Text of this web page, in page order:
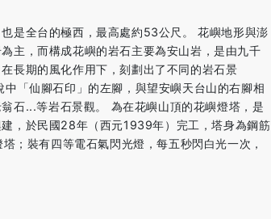
是全台的極西，最高處約53公尺。 花嶼地形與澎
主，而構成花嶼的岩石主要為安山岩，是由九千
長期的風化作用下，刻劃出了不同的岩石景
「仙腳石印」的左腳，與望安嶼天台山的右腳相
石...等岩石景觀。 為在花嶼山頂的花嶼燈塔，是
，於民國28年（西元1939年）完工，塔身為鋼筋
；裝有四等電石氣閃光燈，每五秒閃白光一次，